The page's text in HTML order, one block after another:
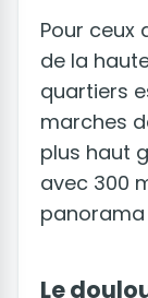
Pour ceux
de la
quartiers
marches
plus haut
avec 300
panorama
Le